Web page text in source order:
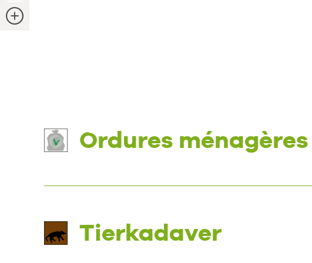
Zusatzinformationen
Ordures ménagères
Tierkadaver